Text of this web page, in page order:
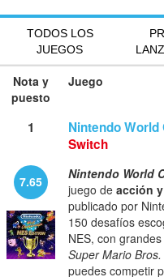
TODOS LOS
JUEGOS
Nota y
puesto
Juego
1
Nintendo
Switch
7.65 Nintendo World
juego de acción
publicado por
150 desafíos
NES, con
Super Mario Bros.
puedes competir